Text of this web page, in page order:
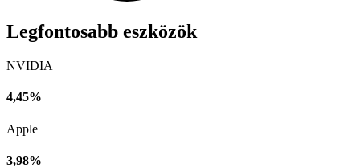
Legfontosabb eszközök
NVIDIA
4,45%
Apple
3,98%